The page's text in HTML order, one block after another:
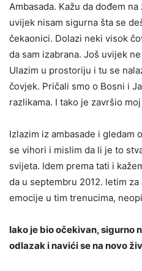
Ambasada. Kažu da dođem
uvijek nisam sigurna šta se
čekaonici. Dolazi neki visok
da sam izabrana. Još uvijek
Ulazim u prostoriju i tu se
čovjek. Pričali smo o Bosni i
razlikama. I tako je završio
Izlazim iz ambasade i gledam
se vihori i mislim da li je to
svijeta. Idem prema tati i
da u septembru 2012. letim
emocije u tim trenucima,
Iako je bio očekivan, sigurno
odlazak i navići se na novo